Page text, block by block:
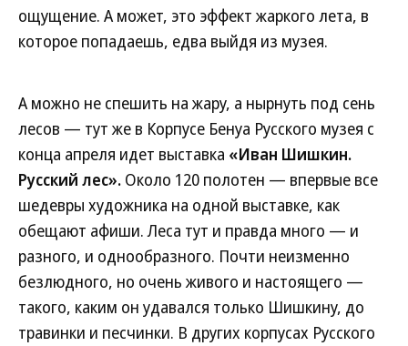
ощущение. А может, это эффект жаркого лета, в
которое попадаешь, едва выйдя из музея.
А можно не спешить на жару, а нырнуть под сень
лесов — тут же в Корпусе Бенуа Русского музея с
конца апреля идет выставка «Иван Шишкин.
Русский лес». Около 120 полотен — впервые все
шедевры художника на одной выставке, как
обещают афиши. Леса тут и правда много — и
разного, и однообразного. Почти неизменно
безлюдного, но очень живого и настоящего —
такого, каким он удавался только Шишкину, до
травинки и песчинки. В других корпусах Русского